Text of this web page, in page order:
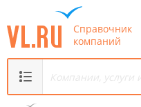
Справочник
компаний